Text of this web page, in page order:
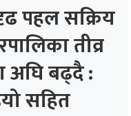
पहल सक्रिय
तीव्र
अघि बढ्दै :
सहित